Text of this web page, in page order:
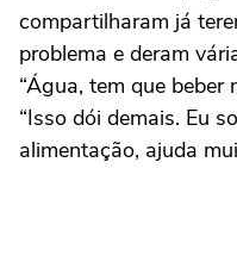
compartilharam já
problema e deram
“Água, tem que beber
“Isso dói demais. Eu
alimentação, ajuda